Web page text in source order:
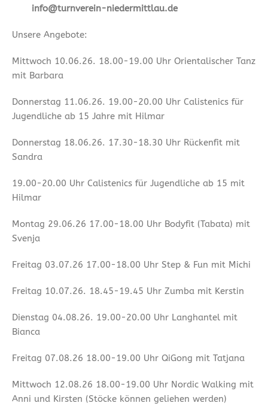
info@turnverein-niedermittlau.de
Unsere Angebote:
Mittwoch 10.06.26. 18.00-19.00 Uhr Orientalischer Tanz
mit Barbara
Donnerstag 11.06.26. 19.00-20.00 Uhr Calistenics für
Jugendliche ab 15 Jahre mit Hilmar
Donnerstag 18.06.26. 17.30-18.30 Uhr Rückenfit mit
Sandra
19.00-20.00 Uhr Calistenics für Jugendliche ab 15 mit
Hilmar
Montag 29.06.26 17.00-18.00 Uhr Bodyfit (Tabata) mit
Svenja
Freitag 03.07.26 17.00-18.00 Uhr Step & Fun mit Michi
Freitag 10.07.26. 18.45-19.45 Uhr Zumba mit Kerstin
Dienstag 04.08.26. 19.00-20.00 Uhr Langhantel mit
Bianca
Freitag 07.08.26 18.00-19.00 Uhr QiGong mit Tatjana
Mittwoch 12.08.26 18.00-19.00 Uhr Nordic Walking mit
Anni und Kirsten (Stöcke können geliehen werden)